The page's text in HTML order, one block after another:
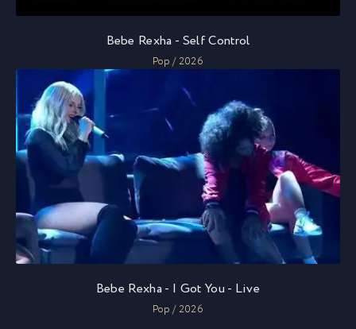
Bebe Rexha - Self Control
Pop / 2026
Bebe Rexha - I Got You - Live
Pop / 2026